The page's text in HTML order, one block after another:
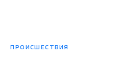
ПРОИСШЕСТВИЯ